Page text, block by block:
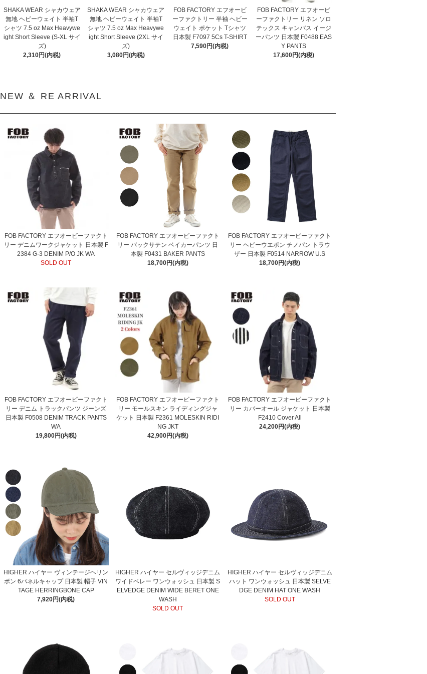
SHAKA WEAR シャカウェア
無地 ヘビーウェイト 半袖T
シャツ 7.5 oz Max Heavywe
ight Short Sleeve (S-XL サイ
ズ)
2,310円(内税)
SHAKA WEAR シャカウェア
無地 ヘビーウェイト 半袖T
シャツ 7.5 oz Max Heavywe
ight Short Sleeve (2XL サイ
ズ)
3,080円(内税)
FOB FACTORY エフオービ
ーファクトリー 半袖 ヘビー
ウェイト ポケット Tシャツ
日本製 F7097 5Cs T-SHIRT
7,590円(内税)
FOB FACTORY エフオービ
ーファクトリー リネン ソロ
テックス キャンバス イージ
ーパンツ 日本製 F0488 EAS
Y PANTS
17,600円(内税)
NEW ＆ RE ARRIVAL
FOB FACTORY エフオービーファクト
リー デニムワークジャケット 日本製 F
2384 G-3 DENIM P/O JK WA
SOLD OUT
FOB FACTORY エフオービーファクト
リー バックサテン ベイカーパンツ 日
本製 F0431 BAKER PANTS
18,700円(内税)
FOB FACTORY エフオービーファクト
リー ヘビーウエポン チノパン トラウ
ザー 日本製 F0514 NARROW U.S
18,700円(内税)
FOB FACTORY エフオービーファクト
リー デニム トラックパンツ ジーンズ
日本製 F0508 DENIM TRACK PANTS
WA
19,800円(内税)
FOB FACTORY エフオービーファクト
リー モールスキン ライディングジャ
ケット 日本製 F2361 MOLESKIN RIDI
NG JKT
42,900円(内税)
FOB FACTORY エフオービーファクト
リー カバーオール ジャケット 日本製
F2410 Cover All
24,200円(内税)
HIGHER ハイヤー ヴィンテージヘリン
ボン 6パネルキャップ 日本製 帽子 VIN
TAGE HERRINGBONE CAP
7,920円(内税)
HIGHER ハイヤー セルヴィッジデニム
ワイドベレー ワンウォッシュ 日本製 S
ELVEDGE DENIM WIDE BERET ONE
WASH
SOLD OUT
HIGHER ハイヤー セルヴィッジデニム
ハット ワンウォッシュ 日本製 SELVE
DGE DENIM HAT ONE WASH
SOLD OUT